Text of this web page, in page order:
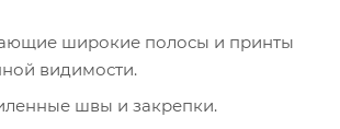
широкие полосы и принты
видимости.
швы и закрепки.